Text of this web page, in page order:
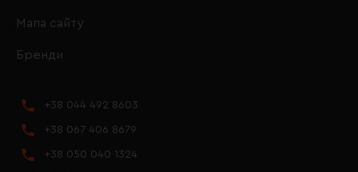
Мапа сайту
Бренди
+38 044 492 8603
+38 067 406 8679
+38 050 040 1324